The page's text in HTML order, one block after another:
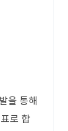
을 통해
로 합